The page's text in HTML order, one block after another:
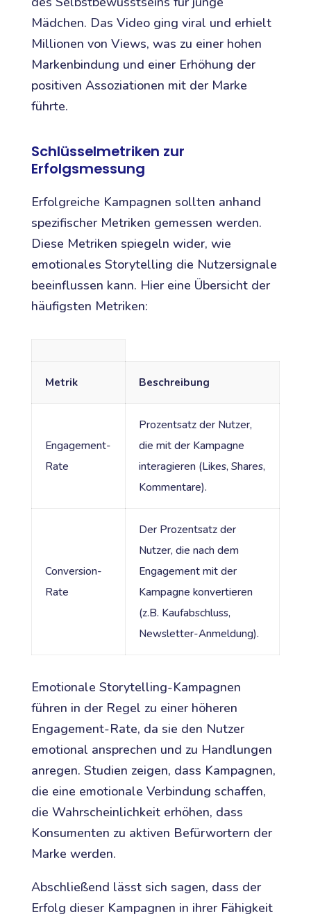
Mädchen. Das Video ging viral und erhielt
Millionen von Views, was zu einer hohen
Markenbindung und einer Erhöhung der
positiven Assoziationen mit der Marke
führte.
Schlüsselmetriken zur
Erfolgsmessung
Erfolgreiche Kampagnen sollten anhand
spezifischer Metriken gemessen werden.
Diese Metriken spiegeln wider, wie
emotionales Storytelling die Nutzersignale
beeinflussen kann. Hier eine Übersicht der
häufigsten Metriken:
Metrik Beschreibung
Engagement-
Rate
Prozentsatz der Nutzer,
die mit der Kampagne
interagieren (Likes, Shares,
Kommentare).
Conversion-
Rate
Der Prozentsatz der
Nutzer, die nach dem
Engagement mit der
Kampagne konvertieren
(z.B. Kaufabschluss,
Newsletter-Anmeldung).
Emotionale Storytelling-Kampagnen
führen in der Regel zu einer höheren
Engagement-Rate, da sie den Nutzer
emotional ansprechen und zu Handlungen
anregen. Studien zeigen, dass Kampagnen,
die eine emotionale Verbindung schaffen,
die Wahrscheinlichkeit erhöhen, dass
Konsumenten zu aktiven Befürwortern der
Marke werden.
Abschließend lässt sich sagen, dass der
Erfolg dieser Kampagnen in ihrer Fähigkeit